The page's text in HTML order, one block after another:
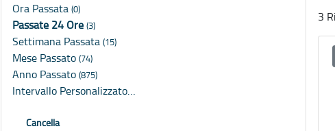
Ora Passata (0)
Passate 24 Ore (3)
Settimana Passata (15)
Mese Passato (74)
Anno Passato (875)
Intervallo Personalizzato…
Cancella
3